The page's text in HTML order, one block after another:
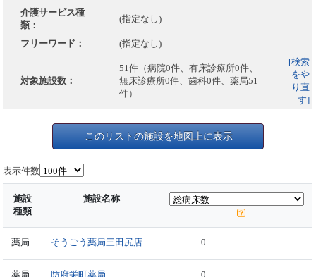
介護サービス種
類：
(指定なし)
フリーワード： (指定なし)
対象施設数：
51件（病院0件、有床診療所0件、
無床診療所0件、歯科0件、薬局51
件）
[検索
をや
り直
す]
このリストの施設を地図上に表示
表示件数
施設
種類
施設名称
薬局 そうごう薬局三田尻店 0
薬局 防府栄町薬局 0